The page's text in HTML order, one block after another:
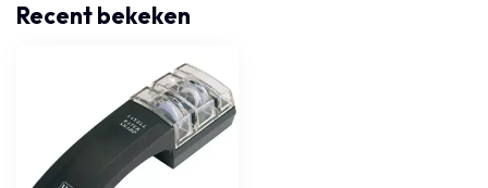
Recent bekeken